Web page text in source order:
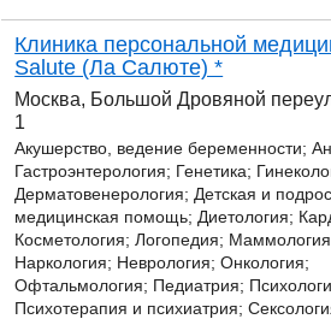
Клиника персональной
Salute (Ла Салюте) *
Москва, Большой Дровяной
1
Акушерство, ведение беременности;
Гастроэнтерология; Генетика;
Дерматовенерология; Детская и
медицинская помощь; Диетология;
Косметология; Логопедия;
Наркология; Неврология; Онкология;
Офтальмология; Педиатрия;
Психотерапия и психиатрия;